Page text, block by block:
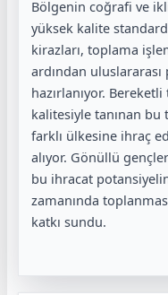
Bölgenin coğrafi ve
yüksek kalite
kirazları, toplama
ardından
hazırlanıyor.
kalitesiyle tanınan
farklı ülkesine ihraç
alıyor. Gönüllü
bu ihracat
zamanında
katkı sundu.